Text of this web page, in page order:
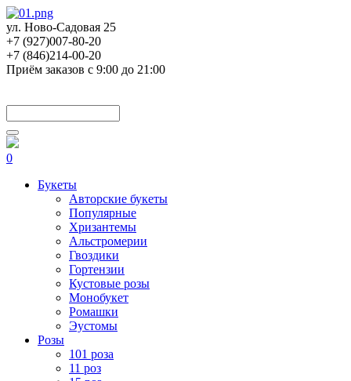
ул. Ново-Садовая 25
+7 (927)007-80-20
+7 (846)214-00-20
Приём заказов с 9:00 до 21:00
0
Букеты
Авторские букеты
Популярные
Хризантемы
Альстромерии
Гвоздики
Гортензии
Кустовые розы
Монобукет
Ромашки
Эустомы
Розы
101 роза
11 роз